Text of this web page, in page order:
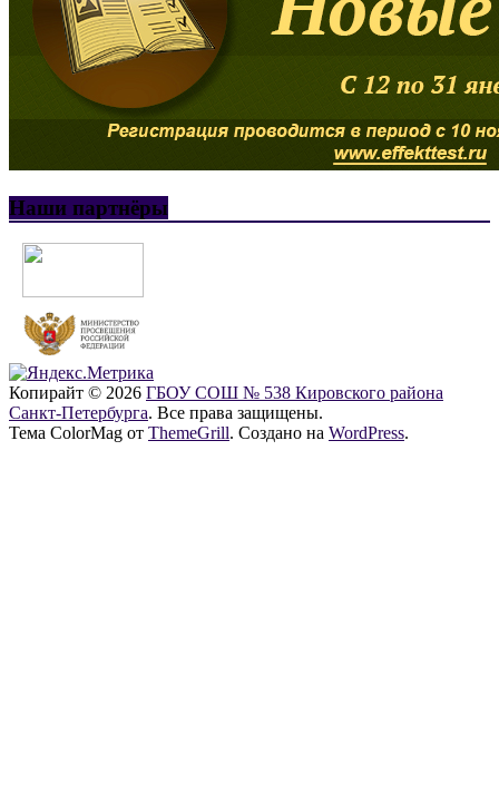
Наши партнёры
Копирайт © 2026 ГБОУ СОШ № 538 Кировского района
Санкт-Петербурга. Все права защищены.
Тема ColorMag от ThemeGrill. Создано на WordPress.